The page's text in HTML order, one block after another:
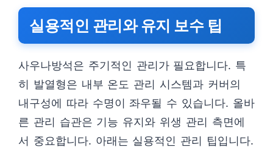
실용적인 관리와 유지 보수 팁
사우나방석은 주기적인 관리가 필요합니다. 특
히 발열형은 내부 온도 관리 시스템과 커버의
내구성에 따라 수명이 좌우될 수 있습니다. 올바
른 관리 습관은 기능 유지와 위생 관리 측면에
서 중요합니다. 아래는 실용적인 관리 팁입니다.